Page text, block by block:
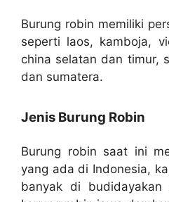
Burung robin memiliki
seperti laos, kamboja,
china selatan dan timur,
dan sumatera.
Jenis Burung Robin
Burung robin saat ini
yang ada di Indonesia,
banyak di